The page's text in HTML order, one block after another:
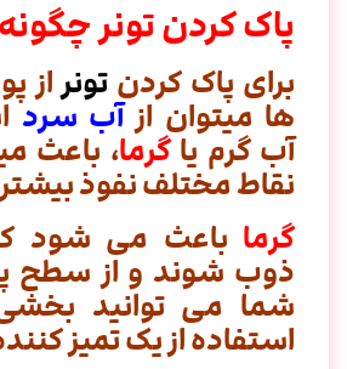
پاک کردن تونر
برای پاک کردن تونراز
ها میتوان ازآب سرد
آب گرم یا گرما، باعث
نقاط مختلف نفوذ
گرماباعث می شود
ذوب شوند و از سطح
شما می توانید بخشی
استفاده از یک تمیز